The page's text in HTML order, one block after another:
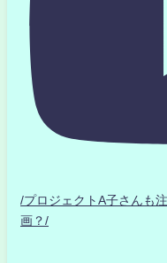
/プロジェクトA子さん
画？/